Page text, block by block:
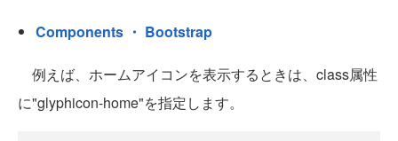
Components ・ Bootstrap
例えば、ホームアイコンを表示するときは、class属性
に"glyphicon-home"を指定します。